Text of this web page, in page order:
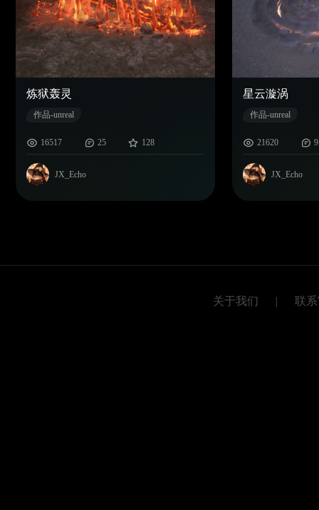
炼狱轰灵
作品-unreal
16517 25 128
JX_Echo
星云漩涡
作品-unreal
21620 9
JX_Echo
关于我们 | 联